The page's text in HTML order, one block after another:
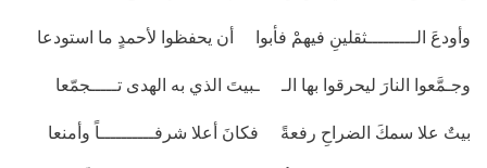
وأودعَ الـــــــــثقلينِ فيهمْ فأبوا أن يحفظوا لأحمدٍ ما استودعا
وجـمَّعوا النارَ ليحرقوا بها الـ ـبيتَ الذي به الهدى تـــــجمّعا
بيتٌ علا سمكَ الضراحِ رفعةً فكانَ أعلا شرفــــــــــاً وأمنعا